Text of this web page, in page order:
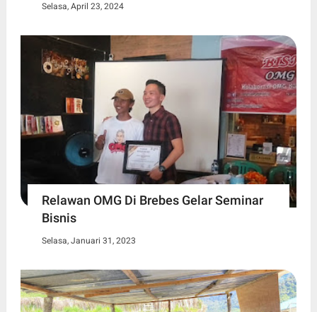
Selasa, April 23, 2024
Relawan OMG Di Brebes Gelar Seminar
Bisnis
Selasa, Januari 31, 2023